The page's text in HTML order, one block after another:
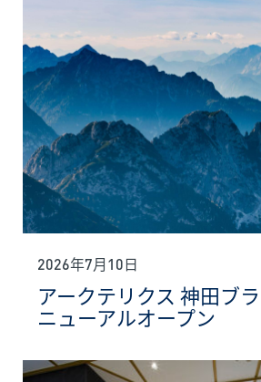
2026年7月10日
アークテリクス 神田ブ
ニューアルオープン